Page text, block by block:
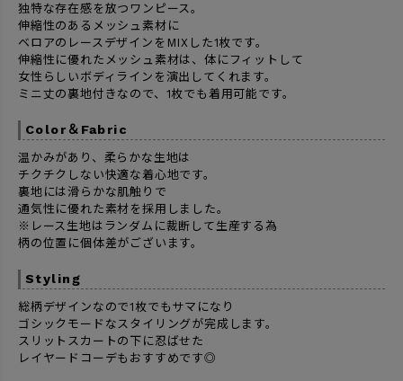
独特な存在感を放つワンピース。
伸縮性のあるメッシュ素材に
ベロアのレースデザインをMIXした1枚です。
伸縮性に優れたメッシュ素材は、体にフィットして
女性らしいボディラインを演出してくれます。
ミニ丈の裏地付きなので、1枚でも着用可能です。
Color＆Fabric
温かみがあり、柔らかな生地は
チクチクしない快適な着心地です。
裏地には滑らかな肌触りで
通気性に優れた素材を採用しました。
※レース生地はランダムに裁断して生産する為
柄の位置に個体差がございます。
Styling
総柄デザインなので1枚でもサマになり
ゴシックモードなスタイリングが完成します。
スリットスカートの下に忍ばせた
レイヤードコーデもおすすめです◎